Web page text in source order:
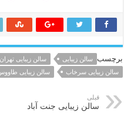
برچسب سالن زیبایی سالن زیبایی تهران
سالن زیبایی سرخاب
سالن زیبایی
قبلی
سالن زیبایی جنت آباد